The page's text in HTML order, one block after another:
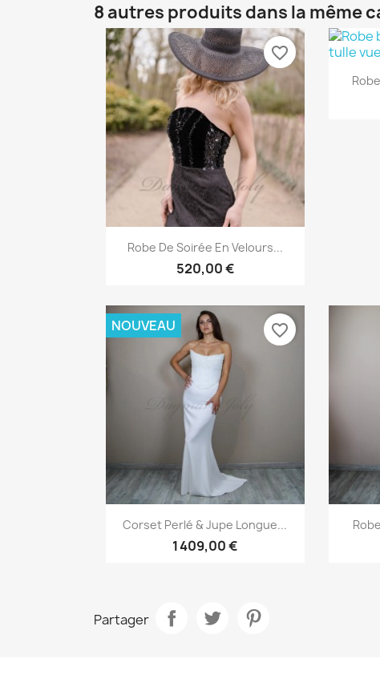
8 autres produits dans la même
Aperçu rapide
Robe De Soirée En Velours...
520,00 €
favorite_border
Aperçu rapide
Corset Perlé & Jupe Longue...
1 409,00 €
NOUVEAU favorite_border
Partager